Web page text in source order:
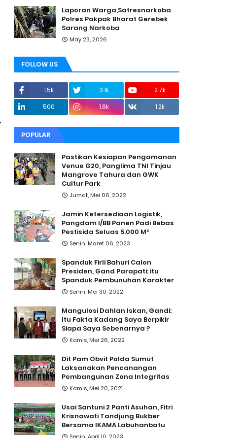
Laporan Warga,Satresnarkoba
Polres Pakpak Bharat Gerebek
Sarang Narkoba
May 23, 2026
FOLLOW US
1.5k 3.1k
2.7k
500
1.8k 1.2k
POPULAR
Pastikan Kesiapan Pengamanan
Venue G20, Panglima TNI Tinjau
Mangrove Tahura dan GWK
Cultur Park
Jumat, Mei 06, 2022
Jamin Ketersediaan Logistik,
Pangdam I/BB Panen Padi Bebas
Pestisida Seluas 5.000 M²
Senin, Maret 06, 2023
Spanduk Firli Bahuri Calon
Presiden, Gand Parapati: itu
Spanduk Pembunuhan Karakter
Senin, Mei 30, 2022
Mangulosi Dahlan Iskan, Gandi:
Itu Fakta Kadang Saya Berpikir
Siapa Saya Sebenarnya ?
Kamis, Mei 26, 2022
Dit Pam Obvit Polda Sumut
Laksanakan Pencanangan
Pembangunan Zona Integritas
Kamis, Mei 20, 2021
Usai Santuni 2 Panti Asuhan, Fitri
Krisnawati Tandjung Bukber
Bersama IKAMA Labuhanbatu